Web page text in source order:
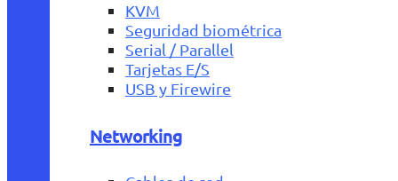
KVM
Seguridad biométrica
Serial / Parallel
Tarjetas E/S
USB y Firewire
Networking